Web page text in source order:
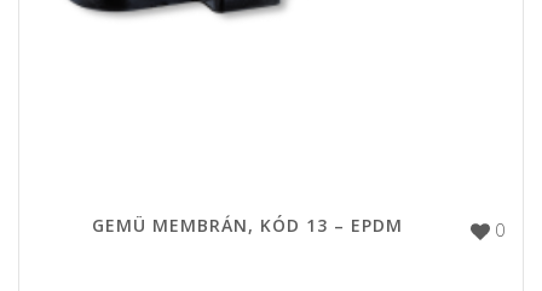
0
GEMÜ MEMBRÁN, KÓD 13 – EPDM